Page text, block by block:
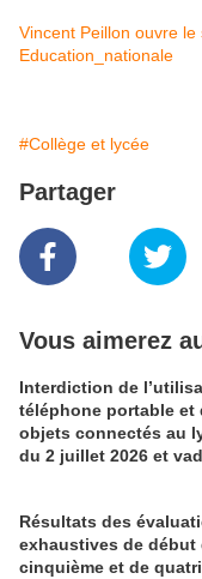
Vincent Peillon ouvre le
Education_nationale
#Collège et lycée
Partager
Vous aimerez
Interdiction de
téléphone portable et
objets connectés au
du 2 juillet 2026 et
Résultats des
exhaustives de début
cinquième et de